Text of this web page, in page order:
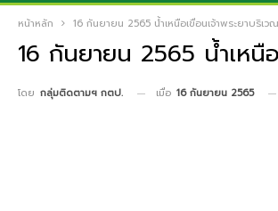
หน้าหลัก 16 กันยายน 2565 น้ำเหนือเขื่อนเจ้าพระยาบริเ
16 กันยายน 2565 น้ำเหนื
โดย กลุ่มติดตามฯ กตป. เมื่อ 16 กันยายน 2565